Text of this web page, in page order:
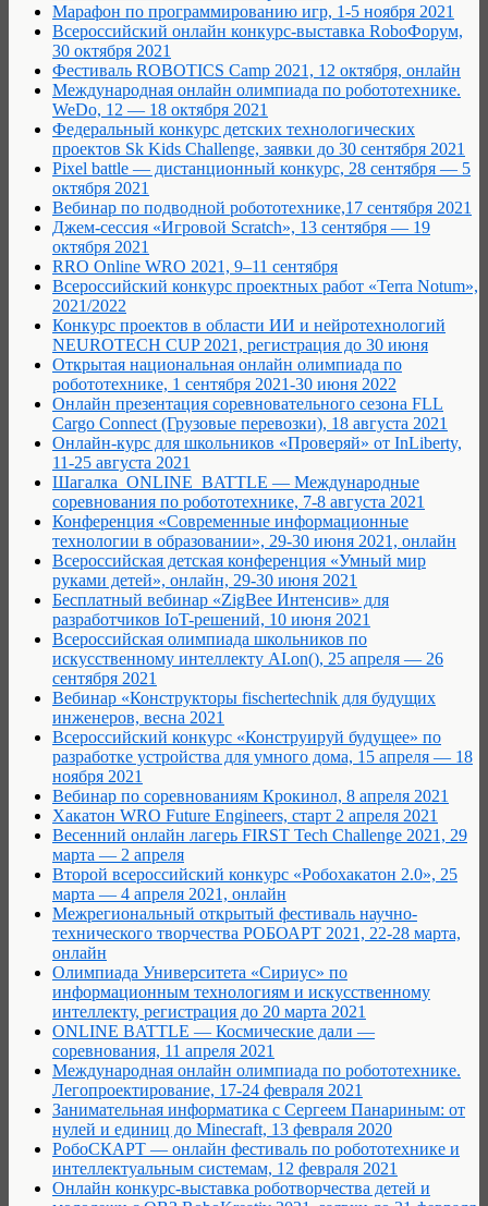
Марафон по программированию игр, 1-5 ноября 2021
Всероссийский онлайн конкурс-выставка RoboФорум,
30 октября 2021
Фестиваль ROBOTICS Camp 2021, 12 октября, онлайн
Международная онлайн олимпиада по робототехнике.
WeDo, 12 — 18 октября 2021
Федеральный конкурс детских технологических
проектов Sk Kids Challenge, заявки до 30 сентября 2021
Pixel battle — дистанционный конкурс, 28 сентября — 5
октября 2021
Вебинар по подводной робототехнике,17 сентября 2021
Джем-сессия «Игровой Scratch», 13 сентября — 19
октября 2021
RRO Online WRO 2021, 9–11 сентября
Всероссийский конкурс проектных работ «Terra Notum»,
2021/2022
Конкурс проектов в области ИИ и нейротехнологий
NEUROTECH CUP 2021, регистрация до 30 июня
Открытая национальная онлайн олимпиада по
робототехнике, 1 сентября 2021-30 июня 2022
Онлайн презентация соревновательного сезона FLL
Cargo Connect (Грузовые перевозки), 18 августа 2021
Онлайн-курс для школьников «Проверяй» от InLiberty,
11-25 августа 2021
Шагалка_ONLINE_BATTLE — Международные
соревнования по робототехнике, 7-8 августа 2021
Конференция «Современные информационные
технологии в образовании», 29-30 июня 2021, онлайн
Всероссийская детская конференция «Умный мир
руками детей», онлайн, 29-30 июня 2021
Бесплатный вебинар «ZigBee Интенсив» для
разработчиков IoT-решений, 10 июня 2021
Всероссийская олимпиада школьников по
искусственному интеллекту AI.on(), 25 апреля — 26
сентября 2021
Вебинар «Конструкторы fischertechnik для будущих
инженеров, весна 2021
Всероссийский конкурс «Конструируй будущее» по
разработке устройства для умного дома, 15 апреля — 18
ноября 2021
Вебинар по соревнованиям Крокинол, 8 апреля 2021
Хакатон WRO Future Engineers, старт 2 апреля 2021
Весенний онлайн лагерь FIRST Tech Challenge 2021, 29
марта — 2 апреля
Второй всероссийский конкурс «Робохакатон 2.0», 25
марта — 4 апреля 2021, онлайн
Межрегиональный открытый фестиваль научно-
технического творчества РОБОАРТ 2021, 22-28 марта,
онлайн
Олимпиада Университета «Сириус» по
информационным технологиям и искусственному
интеллекту, регистрация до 20 марта 2021
ONLINE BATTLE — Космические дали —
соревнования, 11 апреля 2021
Международная онлайн олимпиада по робототехнике.
Легопроектирование, 17-24 февраля 2021
Занимательная информатика с Сергеем Панариным: от
нулей и единиц до Minecraft, 13 февраля 2020
РобоCКАРТ — онлайн фестиваль по робототехнике и
интеллектуальным системам, 12 февраля 2021
Онлайн конкурс-выставка роботворчества детей и